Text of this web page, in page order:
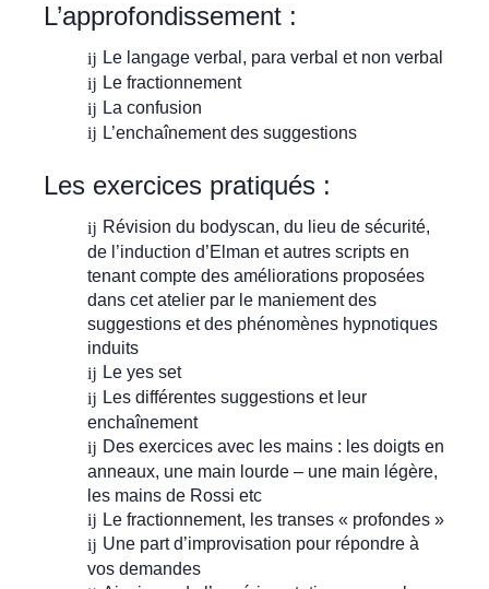
L’approfondissement :
Le langage verbal, para verbal et non verbal
Le fractionnement
La confusion
L’enchaînement des suggestions
Les exercices pratiqués :
Révision du bodyscan, du lieu de sécurité,
de l’induction d’Elman et autres scripts en
tenant compte des améliorations proposées
dans cet atelier par le maniement des
suggestions et des phénomènes hypnotiques
induits
Le yes set
Les différentes suggestions et leur
enchaînement
Des exercices avec les mains : les doigts en
anneaux, une main lourde – une main légère,
les mains de Rossi etc
Le fractionnement, les transes « profondes »
Une part d’improvisation pour répondre à
vos demandes